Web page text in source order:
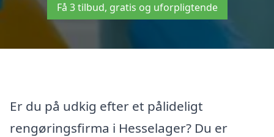
Få 3 tilbud, gratis og uforpligtende
Er du på udkig efter et pålideligt
rengøringsfirma i Hesselager? Du er